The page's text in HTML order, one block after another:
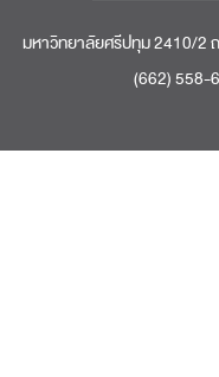
มหาวิทยาลัยศรีปทุม 2410/2
(662) 558-